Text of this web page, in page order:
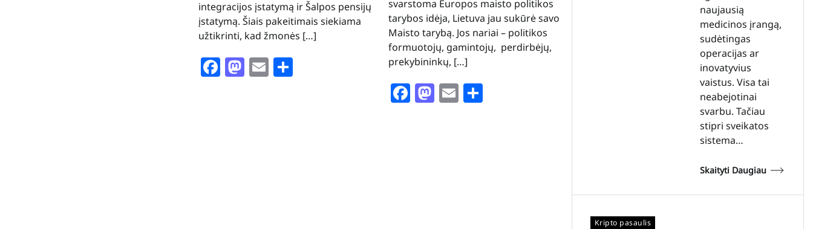
integracijos įstatymą ir Šalpos pensijų
įstatymą. Šiais pakeitimais siekiama
užtikrinti, kad žmonės […]
Facebook
Mastodon
Email
svarstoma Europos maisto politikos
tarybos idėja, Lietuva jau sukūrė savo
Maisto tarybą. Jos nariai – politikos
formuotojų, gamintojų, perdirbėjų,
prekybininkų, […]
Facebook
Mastodon
EmailShare
naujausią
medicinos įrangą,
sudėtingas
operacijas ar
inovatyvius
vaistus. Visa tai
neabejotinai
svarbu. Tačiau
stipri sveikatos
sistema…
Skaityti Daugiau
Kripto pasaulis